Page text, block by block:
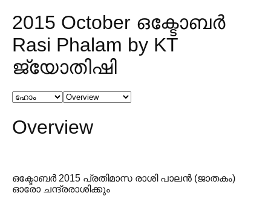
2015 October ഒക്ടോബർ
Rasi Phalam by KT
ജ്യോതിഷി
Overview
ഒക്ടോബർ 2015 പ്രതിമാസ രാശി പാലൻ (ജാതകം)
ഓരോ ചന്ദ്രരാശിക്കും